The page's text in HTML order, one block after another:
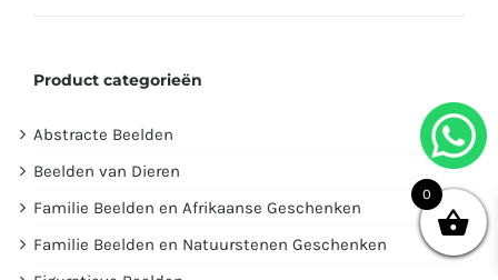
Product categorieën
Abstracte Beelden
Beelden van Dieren
Familie Beelden en Afrikaanse Geschenken
Familie Beelden en Natuurstenen Geschenken
0